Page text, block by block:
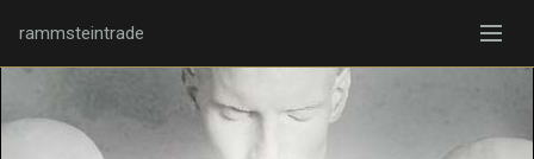
rammsteintrade